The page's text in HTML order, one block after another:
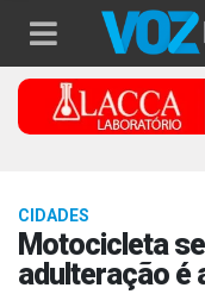
CIDADES
Motocicleta
adulteração é